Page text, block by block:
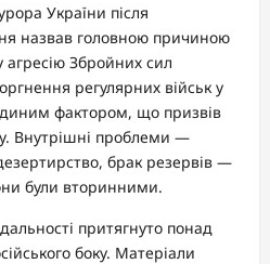
України після
назвав головною причиною
агресію Збройних сил
регулярних військ у
фактором, що призвів
Внутрішні проблеми —
брак резервів —
були вторинними.
притягнуто понад
боку. Матеріали